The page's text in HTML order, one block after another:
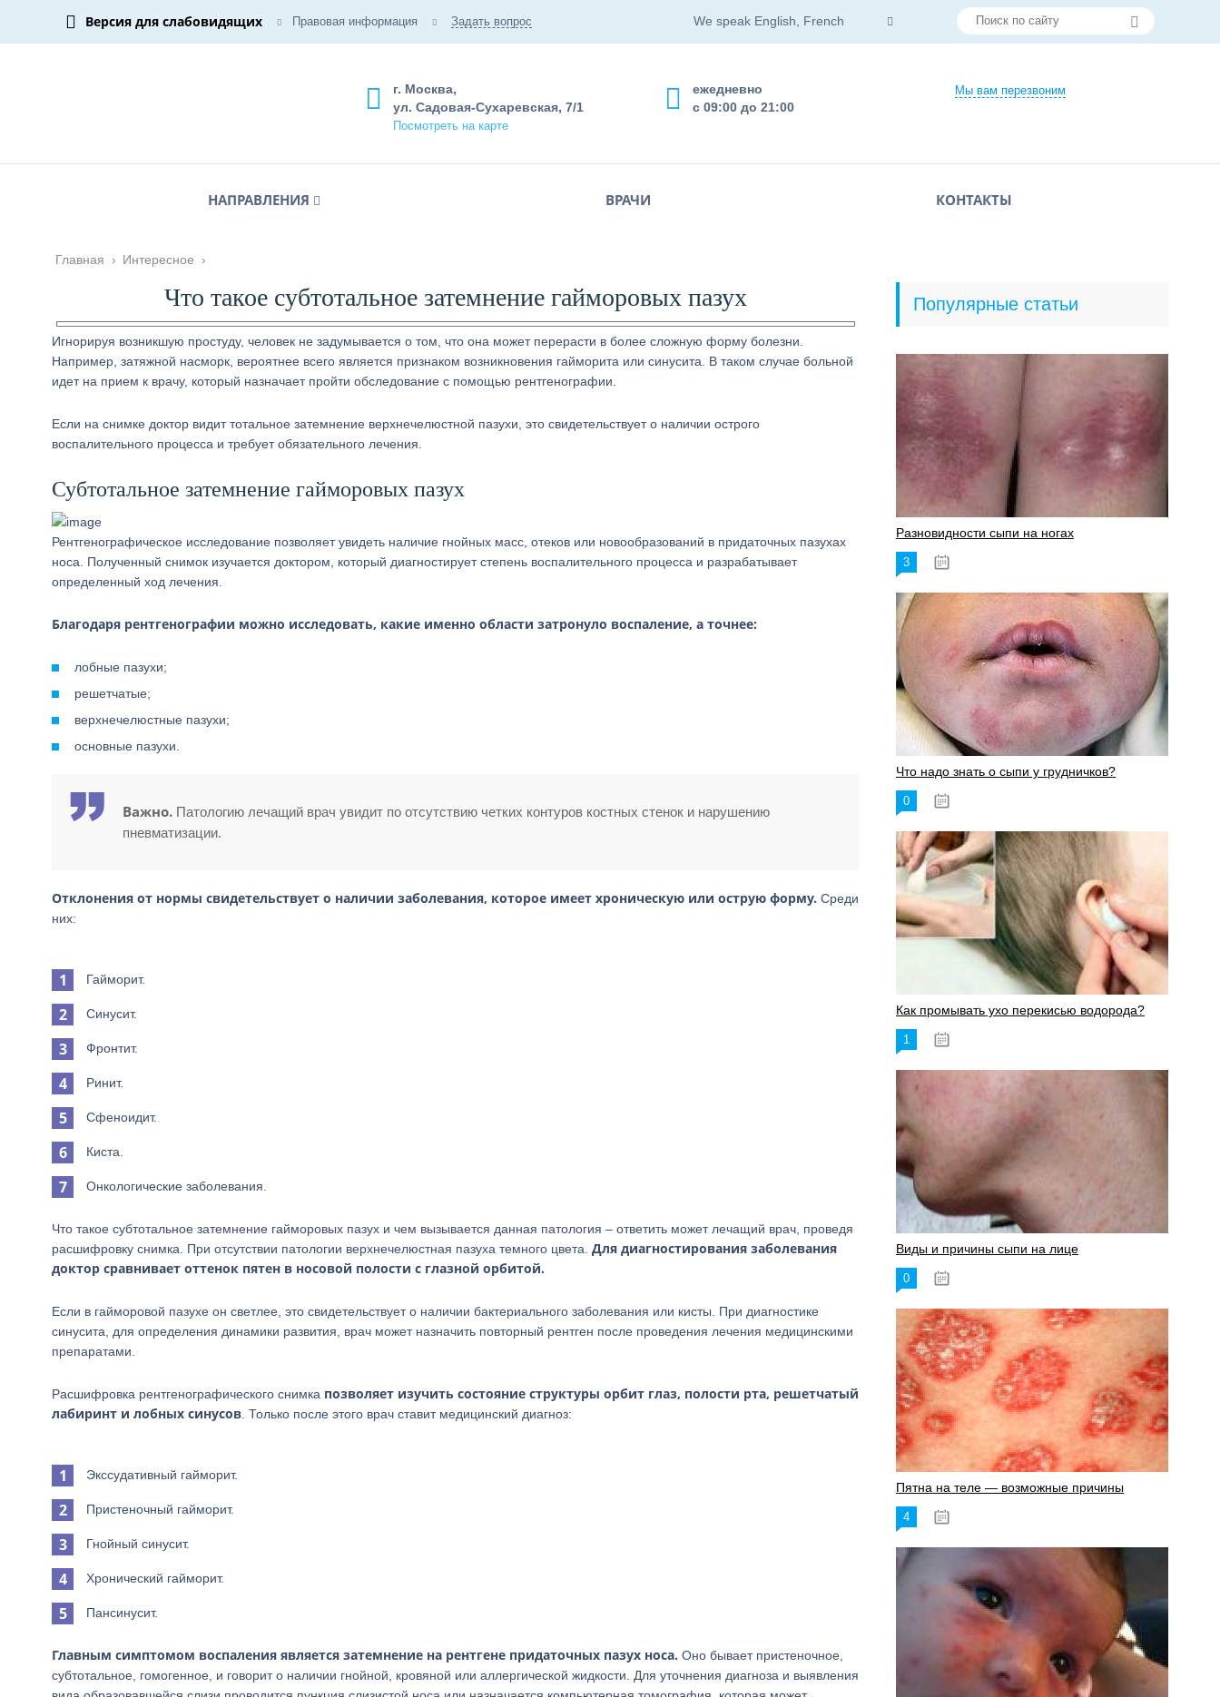
Версия для слабовидящих Правовая информация Задать вопрос We speak English, French
Мы вам перезвоним
ежедневно
с 09:00 до 21:00
г. Москва,
ул. Садовая-Сухаревская, 7/1
Посмотреть на карте
НАПРАВЛЕНИЯ ВРАЧИ КОНТАКТЫ
Главная › Интересное ›
Что такое субтотальное затемнение гайморовых пазух
Игнорируя возникшую простуду, человек не задумывается о том, что она может перерасти в более сложную форму болезни.
Например, затяжной насморк, вероятнее всего является признаком возникновения гайморита или синусита. В таком случае больной
идет на прием к врачу, который назначает пройти обследование с помощью рентгенографии.
Если на снимке доктор видит тотальное затемнение верхнечелюстной пазухи, это свидетельствует о наличии острого
воспалительного процесса и требует обязательного лечения.
Субтотальное затемнение гайморовых пазух
Рентгенографическое исследование позволяет увидеть наличие гнойных масс, отеков или новообразований в придаточных пазухах
носа. Полученный снимок изучается доктором, который диагностирует степень воспалительного процесса и разрабатывает
определенный ход лечения.
Благодаря рентгенографии можно исследовать, какие именно области затронуло воспаление, а точнее:
лобные пазухи;
решетчатые;
верхнечелюстные пазухи;
основные пазухи.
Важно. Патологию лечащий врач увидит по отсутствию четких контуров костных стенок и нарушению
пневматизации.
Отклонения от нормы свидетельствует о наличии заболевания, которое имеет хроническую или острую форму. Среди
них:
Гайморит.
Синусит.
Фронтит.
Ринит.
Сфеноидит.
Киста.
Онкологические заболевания.
Что такое субтотальное затемнение гайморовых пазух и чем вызывается данная патология – ответить может лечащий врач, проведя
расшифровку снимка. При отсутствии патологии верхнечелюстная пазуха темного цвета. Для диагностирования заболевания
доктор сравнивает оттенок пятен в носовой полости с глазной орбитой.
Если в гайморовой пазухе он светлее, это свидетельствует о наличии бактериального заболевания или кисты. При диагностике
синусита, для определения динамики развития, врач может назначить повторный рентген после проведения лечения медицинскими
препаратами.
Расшифровка рентгенографического снимка позволяет изучить состояние структуры орбит глаз, полости рта, решетчатый
лабиринт и лобных синусов . Только после этого врач ставит медицинский диагноз:
Экссудативный гайморит.
Пристеночный гайморит.
Гнойный синусит.
Хронический гайморит.
Пансинусит.
Главным симптомом воспаления является затемнение на рентгене придаточных пазух носа. Оно бывает пристеночное,
субтотальное, гомогенное, и говорит о наличии гнойной, кровяной или аллергической жидкости. Для уточнения диагноза и выявления
Популярные статьи
Разновидности сыпи на ногах
3
Что надо знать о сыпи у грудничков?
0
Как промывать ухо перекисью водорода?
1
Виды и причины сыпи на лице
0
Пятна на теле — возможные причины
4